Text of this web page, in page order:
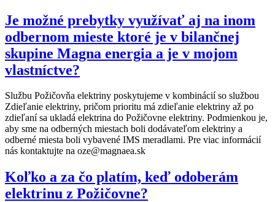
Je možné prebytky využívať aj na inom
odbernom mieste ktoré je v bilančnej
skupine Magna energia a je v mojom
vlastníctve?
Službu Požičovňa elektriny poskytujeme v kombinácií so službou
Zdieľanie elektriny, pričom prioritu má zdieľanie elektriny až po
zdieľaní sa ukladá elektrina do Požičovne elektriny. Podmienkou je,
aby sme na odberných miestach boli dodávateľom elektriny a
odberné miesta boli vybavené IMS meradlami. Pre viac informácií
nás kontaktujte na oze@magnaea.sk
Koľko a za čo platím, keď odoberám
elektrinu z Požičovne?